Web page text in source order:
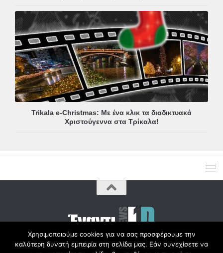
Trikala e-Christmas: Με ένα κλικ τα διαδικτυακά
Χριστούγεννα στα Τρίκαλα!
Copyright © Radio1d.gr 2012-2017 |
Χρησιμοποιούμε cookies για να σας προσφέρουμε την
καλύτερη δυνατή εμπειρία στη σελίδα μας. Εάν συνεχίσετε να